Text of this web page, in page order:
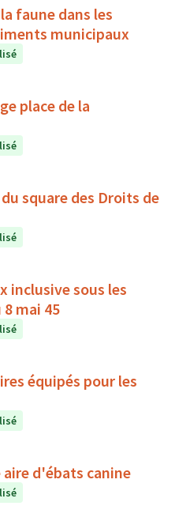
faune dans les
municipaux
place de la
square des Droits de
inclusive sous les
8 mai 45
équipés pour les
d'ébats canine